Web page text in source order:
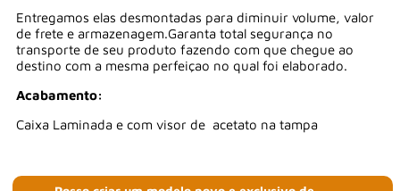
Entregamos elas desmontadas para diminuir volume, valor
de frete e armazenagem.Garanta total segurança no
transporte de seu produto fazendo com que chegue ao
destino com a mesma perfeiçao no qual foi elaborado.
Acabamento:
Caixa Laminada e com visor de acetato na tampa